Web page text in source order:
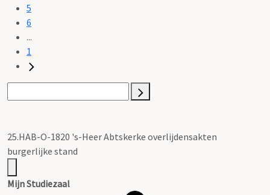
5
6
...
1
25.HAB-O-1820 's-Heer Abtskerke overlijdensakten
burgerlijke stand
Mijn Studiezaal